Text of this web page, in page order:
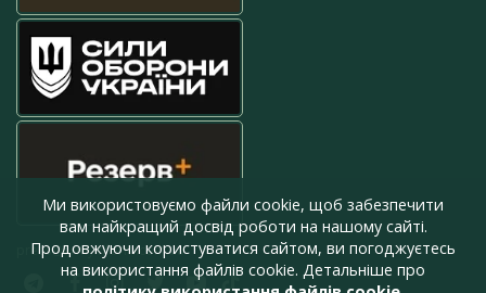
press@armyinform.com.ua
Ми використовуємо файли cookie, щоб забезпечити
вам найкращий досвід роботи на нашому сайті.
Продовжуючи користуватися сайтом, ви погоджуєтесь
на використання файлів cookie. Детальніше про